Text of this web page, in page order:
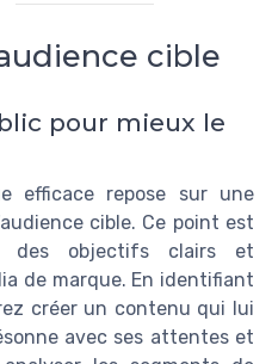
cible
pour mieux le
efficace repose sur une
cible. Ce point est
des objectifs clairs et
de marque. En identifiant
créer un contenu qui lui
avec ses attentes et